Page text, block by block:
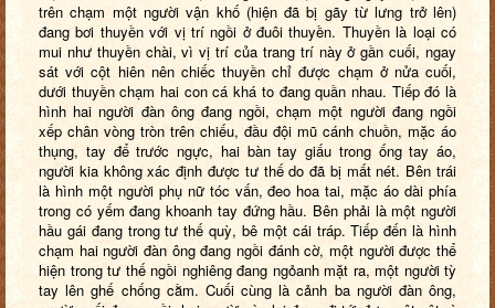
trên chạm một người vận khố (hiện đã bị gãy từ lưng trở lên)
đang bơi thuyền với vị trí ngồi ở đuôi thuyền. Thuyền là loại có
mui như thuyền chài, vì vị trí của trang trí này ở gần cuối, ngay
sát với cột hiên nên chiếc thuyền chỉ được chạm ở nửa cuối,
dưới thuyền chạm hai con cá khá to đang quần nhau. Tiếp đó là
hình hai người đàn ông đang ngồi, chạm một người đang ngồi
xếp chân vòng tròn trên chiếu, đầu đội mũ cánh chuồn, mặc áo
thụng, tay để trước ngực, hai bàn tay giấu trong ống tay áo,
người kia không xác định được tư thế do đã bị mất nét. Bên trái
là hình một người phụ nữ tóc vấn, đeo hoa tai, mặc áo dài phía
trong có yếm đang khoanh tay đứng hầu. Bên phải là một người
hầu gái đang trong tư thế quỳ, bê một cái tráp. Tiếp đến là hình
chạm hai người đàn ông đang ngồi đánh cờ, một người được thể
hiện trong tư thế ngồi nghiêng đang ngỏanh mặt ra, một người tỳ
tay lên ghế chống cằm. Cuối cùng là cảnh ba người đàn ông,